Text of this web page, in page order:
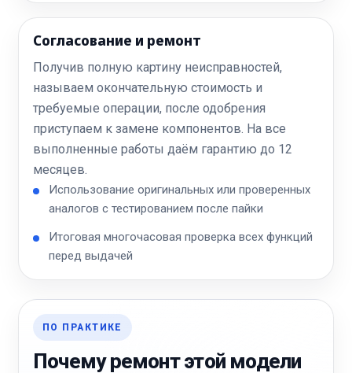
Согласование и ремонт
Получив полную картину неисправностей,
называем окончательную стоимость и
требуемые операции, после одобрения
приступаем к замене компонентов. На все
выполненные работы даём гарантию до 12
месяцев.
Использование оригинальных или проверенных
аналогов с тестированием после пайки
Итоговая многочасовая проверка всех функций
перед выдачей
ПО ПРАКТИКЕ
Почему ремонт этой модели